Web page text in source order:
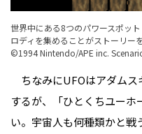
世界中にある8つのパワースポッ
ロディを集めることがストーリー
©1994 Nintendo/APE inc.
ちなみにUFOはアダムス
するが、「ひとくちユー
い。宇宙人も何種類かと戦